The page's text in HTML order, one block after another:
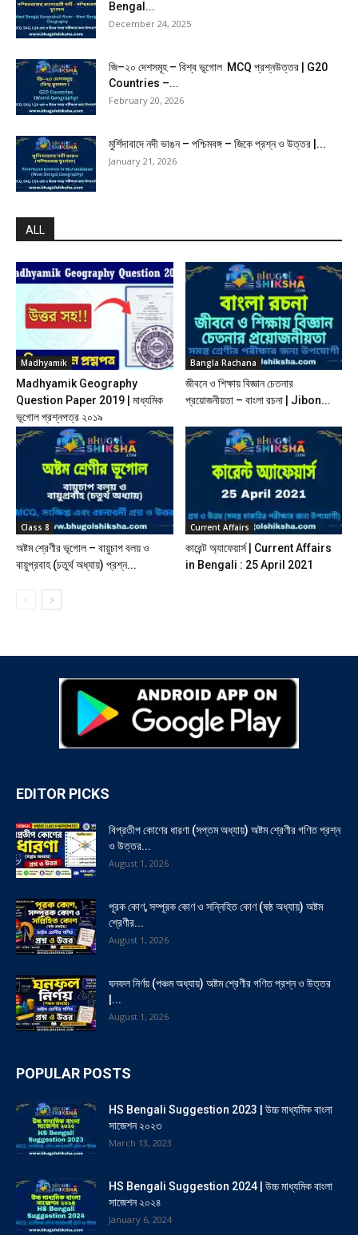
Bengal...
December 24, 2025
জি–২০ দেশসমূহ – বিশ্ব ভূগোল MCQ প্রশ্নউত্তর | G20
Countries –...
February 20, 2026
মুর্শিদাবাদে নদী ভাঙন – পশ্চিমবঙ্গ – জিকে প্রশ্ন ও উত্তর |...
January 21, 2026
ALL
Madhyamik
Madhyamik Geography
Question Paper 2019 | মাধ্যমিক
ভূগোল প্রশ্নপত্র ২০১৯
Bangla Rachana
জীবনে ও শিক্ষায় বিজ্ঞান চেতনার
প্রয়োজনীয়তা – বাংলা রচনা | Jibon...
Class 8
অষ্টম শ্রেণীর ভূগোল – বায়ুচাপ বলয় ও
বায়ুপ্রবাহ (চতুর্থ অধ্যায়) প্রশ্ন...
Current Affairs
কারেন্ট অ্যাফেয়ার্স | Current Affairs
in Bengali : 25 April 2021
EDITOR PICKS
বিপ্রতীপ কোণের ধারণা (সপ্তম অধ্যায়) অষ্টম শ্রেণীর গণিত প্রশ্ন
ও উত্তর...
August 1, 2026
পূরক কোণ, সম্পূরক কোণ ও সন্নিহিত কোণ (ষষ্ঠ অধ্যায়) অষ্টম
শ্রেণীর...
August 1, 2026
ঘনফল নির্ণয় (পঞ্চম অধ্যায়) অষ্টম শ্রেণীর গণিত প্রশ্ন ও উত্তর
|...
August 1, 2026
POPULAR POSTS
HS Bengali Suggestion 2023 | উচ্চ মাধ্যমিক বাংলা
সাজেশন ২০২৩
March 13, 2023
HS Bengali Suggestion 2024 | উচ্চ মাধ্যমিক বাংলা
সাজেশন ২০২৪
January 6, 2024